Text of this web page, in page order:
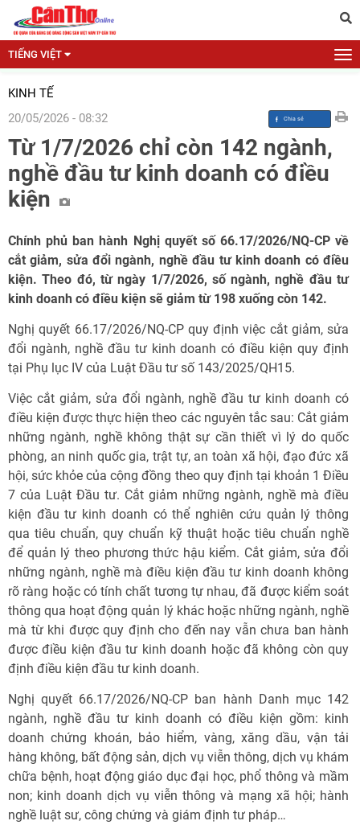
TIẾNG VIỆT
KINH TẾ
20/05/2026 - 08:32
Từ 1/7/2026 chỉ còn 142 ngành,
nghề đầu tư kinh doanh có điều
kiện
Chính phủ ban hành Nghị quyết số 66.17/2026/NQ-CP về
cắt giảm, sửa đổi ngành, nghề đầu tư kinh doanh có điều
kiện. Theo đó, từ ngày 1/7/2026, số ngành, nghề đầu tư
kinh doanh có điều kiện sẽ giảm từ 198 xuống còn 142.
Nghị quyết 66.17/2026/NQ-CP quy định việc cắt giảm, sửa
đổi ngành, nghề đầu tư kinh doanh có điều kiện quy định
tại Phụ lục IV của Luật Đầu tư số 143/2025/QH15.
Việc cắt giảm, sửa đổi ngành, nghề đầu tư kinh doanh có
điều kiện được thực hiện theo các nguyên tắc sau: Cắt giảm
những ngành, nghề không thật sự cần thiết vì lý do quốc
phòng, an ninh quốc gia, trật tự, an toàn xã hội, đạo đức xã
hội, sức khỏe của cộng đồng theo quy định tại khoản 1 Điều
7 của Luật Đầu tư. Cắt giảm những ngành, nghề mà điều
kiện đầu tư kinh doanh có thể nghiên cứu quản lý thông
qua tiêu chuẩn, quy chuẩn kỹ thuật hoặc tiêu chuẩn nghề
để quản lý theo phương thức hậu kiểm. Cắt giảm, sửa đổi
những ngành, nghề mà điều kiện đầu tư kinh doanh không
rõ ràng hoặc có tính chất tương tự nhau, đã được kiểm soát
thông qua hoạt động quản lý khác hoặc những ngành, nghề
mà từ khi được quy định cho đến nay vẫn chưa ban hành
được điều kiện đầu tư kinh doanh hoặc đã không còn quy
định điều kiện đầu tư kinh doanh.
Nghị quyết 66.17/2026/NQ-CP ban hành Danh mục 142
ngành, nghề đầu tư kinh doanh có điều kiện gồm: kinh
doanh chứng khoán, bảo hiểm, vàng, xăng dầu, vận tải
hàng không, bất động sản, dịch vụ viễn thông, dịch vụ khám
chữa bệnh, hoạt động giáo dục đại học, phổ thông và mầm
non; kinh doanh dịch vụ viễn thông và mạng xã hội; hành
nghề luật sư, công chứng và giám định tư pháp…